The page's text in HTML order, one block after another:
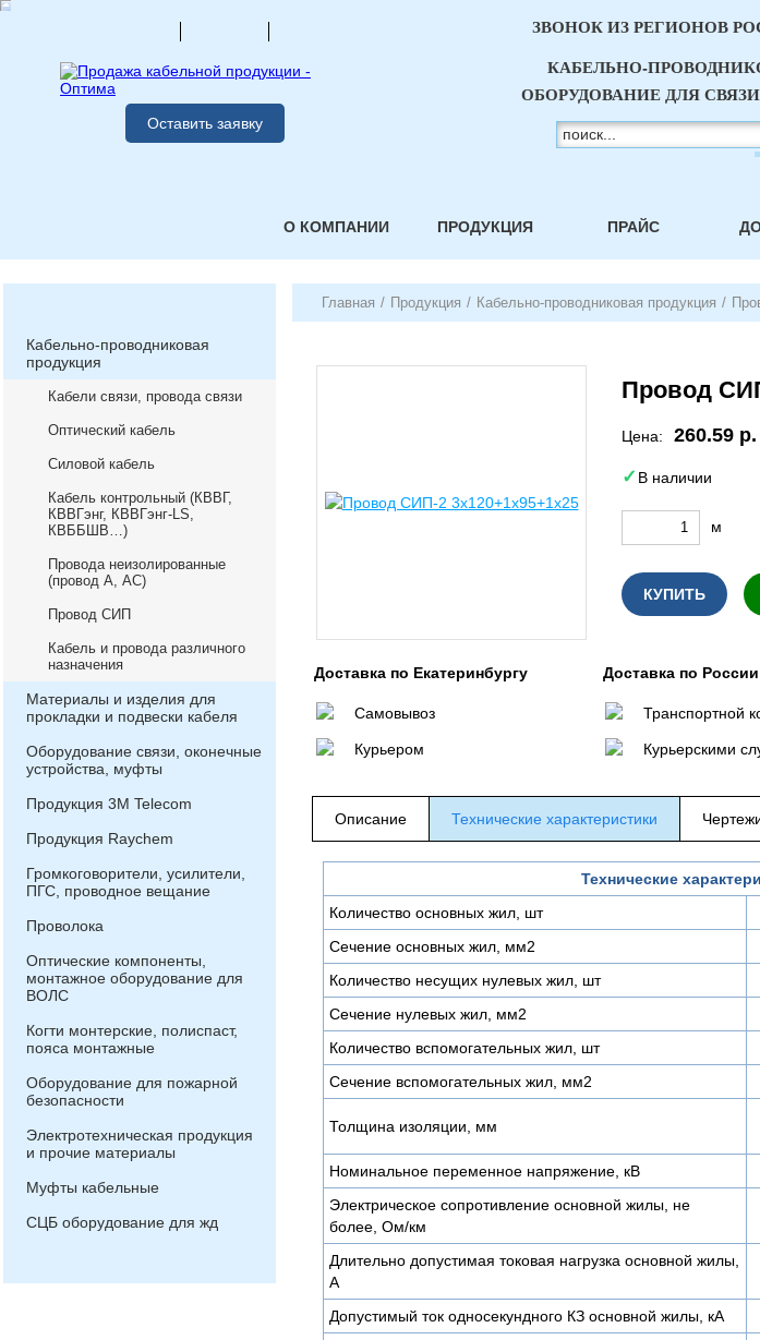
Оставить заявку
ЗВОНОК ИЗ РЕГИОНОВ
КАБЕЛЬНО-
ОБОРУДОВАНИЕ ДЛЯ
О КОМПАНИИ ПРОДУКЦИЯ ПРАЙС
Кабельно-проводниковая
продукция
Кабели связи, провода связи
Оптический кабель
Силовой кабель
Кабель контрольный (КВВГ,
КВВГэнг, КВВГэнг-LS,
КВББШВ…)
Провода неизолированные
(провод А, АС)
Провод СИП
Кабель и провода различного
назначения
Материалы и изделия для
прокладки и подвески кабеля
Оборудование связи, оконечные
устройства, муфты
Продукция 3М Telecom
Продукция Raychem
Громкоговорители, усилители,
ПГС, проводное вещание
Проволока
Оптические компоненты,
монтажное оборудование для
ВОЛС
Когти монтерские, полиспаст,
пояса монтажные
Оборудование для пожарной
безопасности
Электротехническая продукция
и прочие материалы
Муфты кабельные
СЦБ оборудование для жд
Главная / Продукция / Кабельно-проводниковая продукция /
Провод
Цена: 260.59 р.
В наличии
м
КУПИТЬ
Доставка по Екатеринбургу
Самовывоз
Курьером
Доставка по России
Транспортной
Курьерскими
Описание Технические характеристики
Технические
Количество основных жил, шт
Сечение основных жил, мм2
Количество несущих нулевых жил, шт
Сечение нулевых жил, мм2
Количество вспомогательных жил, шт
Сечение вспомогательных жил, мм2
Толщина изоляции, мм
Номинальное переменное напряжение, кВ
Электрическое сопротивление основной жилы, не
более, Ом/км
Длительно допустимая токовая нагрузка основной жилы,
А
Допустимый ток односекундного КЗ основной жилы, кА